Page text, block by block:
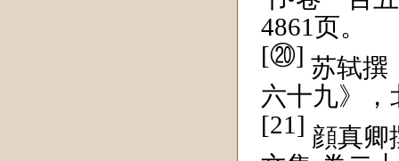
4861页。
[⑳] 苏轼撰
六十九》，
[21] 顔真卿